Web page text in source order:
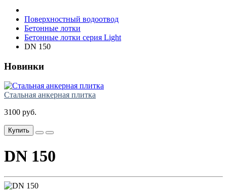
Поверхностный водоотвод
Бетонные лотки
Бетонные лотки серия Light
DN 150
Новинки
Стальная анкерная плитка
3100 руб.
Купить
DN 150